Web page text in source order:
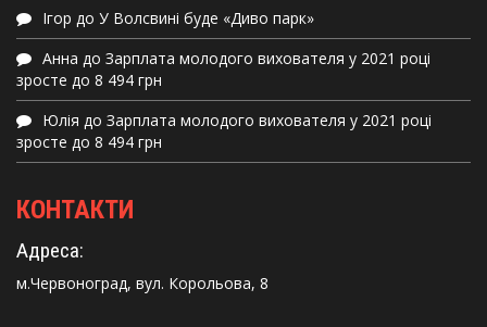
Ігор до У Волсвині буде «Диво парк»
Анна до Зарплата молодого вихователя у 2021 році
зросте до 8 494 грн
Юлія до Зарплата молодого вихователя у 2021 році
зросте до 8 494 грн
КОНТАКТИ
Адреса:
м.Червоноград, вул. Корольова, 8